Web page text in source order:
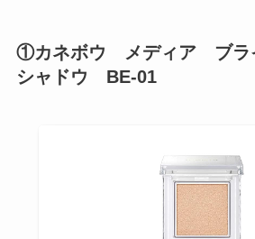
①カネボウ メディア ブラ
シャドウ BE-01